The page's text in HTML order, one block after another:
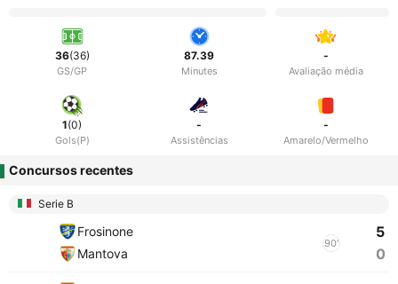
36(36)
GS/GP
87.39
Minutes
-
Avaliação média
1(0)
Gols(P)
-
Assistências
-
Amarelo/Vermelho
Concursos recentes
Serie B
Frosinone
Mantova
90'
5
0